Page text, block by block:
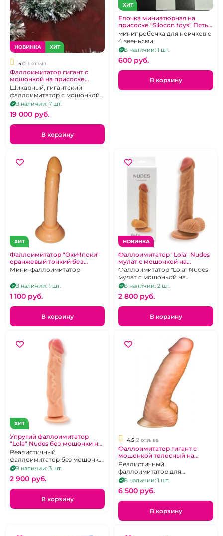
НОВИНКА ХИТ
5.0 1 отзыв
Фаллоимитатор гигант с
мошонкой на присоске
зеленый
Шикарный, гигантский
фаллоимитатор с мошонкой
на присоске
В наличии: 7 шт.
19 000 pуб.
В корзину
ХИТ
Елочка миниатюрная на
присоске "Silocon toys" Пять
пальчиков черная
минипробочка для ноичков с
4 звеньями
В наличии: 1 шт.
600 pуб.
В корзину
ХИТ
Фаллоимитатор "ОкиЧпоки"
оранжевый тонкий без
мошонки на присоске
Мини-фаллоимитатор
В наличии: 1 шт.
1 100 pуб.
В корзину
НОВИНКА
Фаллоимитатор "Lola" Nudes
мулат с мошонкой на
присоске
Фаллоимитатор "Lola" Nudes
мулат с мошонкой на
присоске
В наличии: 2 шт.
2 800 pуб.
В корзину
ХИТ
Упругий фаллоимитатор
"Lola" Nudes без мошонки на
присоске
Реалистичный
фаллоимитатор без мошонки
телесного цвета на мощной
присоски без вибрации
В наличии: 3 шт.
2 900 pуб.
В корзину
4.5 2 отзыва
Фаллоимитатор гигант с
мошонкой телесный на
присоске "Грасс"
Реалистичный
фаллоимитатор для
фистинга, 33 см
В наличии: 1 шт.
6 500 pуб.
В корзину